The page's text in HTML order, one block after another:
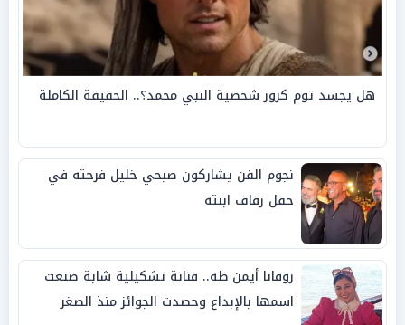
هل يجسد توم كروز شخصية النبي محمد؟.. الحقيقة الكاملة
نجوم الفن يشاركون صبحي خليل فرحته في
حفل زفاف ابنته
روفانا أيمن طه.. فنانة تشكيلية شابة صنعت
اسمها بالإبداع وحصدت الجوائز منذ الصغر